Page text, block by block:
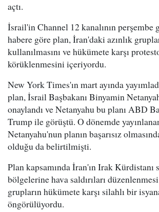
açtı.
İsrail'in Channel 12 kanalının perşembe
habere göre plan, İran'daki azınlık
kullanılmasını ve hükümete karşı
körüklenmesini içeriyordu.
New York Times'ın mart ayında
plan, İsrail Başbakanı Binyamin
onaylandı ve Netanyahu bu planı ABD
Trump ile görüştü. O dönemde
Netanyahu'nun planın başarısız
olduğu da belirtilmişti.
Plan kapsamında İran'ın Irak Kürdistanı
bölgelerine hava saldırıları
grupların hükümete karşı silahlı bir
öngörülüyordu.